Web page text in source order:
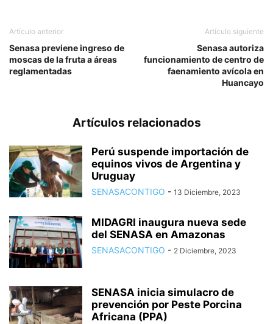
Artículo anterior
Senasa previene ingreso de
moscas de la fruta a áreas
reglamentadas
Artículo siguiente
Senasa autoriza
funcionamiento de centro de
faenamiento avícola en
Huancayo
Artículos relacionados
Perú suspende importación de
equinos vivos de Argentina y
Uruguay
SENASACONTIGO - 13 Diciembre, 2023
MIDAGRI inaugura nueva sede
del SENASA en Amazonas
SENASACONTIGO - 2 Diciembre, 2023
SENASA inicia simulacro de
prevención por Peste Porcina
Africana (PPA)